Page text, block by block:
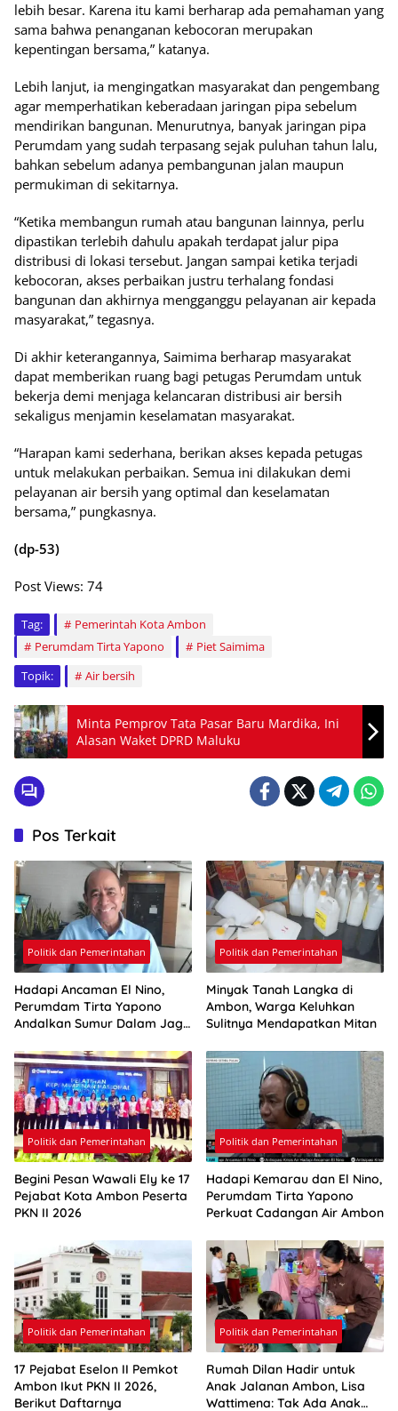
lebih besar. Karena itu kami berharap ada pemahaman yang
sama bahwa penanganan kebocoran merupakan
kepentingan bersama,” katanya.
Lebih lanjut, ia mengingatkan masyarakat dan pengembang
agar memperhatikan keberadaan jaringan pipa sebelum
mendirikan bangunan. Menurutnya, banyak jaringan pipa
Perumdam yang sudah terpasang sejak puluhan tahun lalu,
bahkan sebelum adanya pembangunan jalan maupun
permukiman di sekitarnya.
“Ketika membangun rumah atau bangunan lainnya, perlu
dipastikan terlebih dahulu apakah terdapat jalur pipa
distribusi di lokasi tersebut. Jangan sampai ketika terjadi
kebocoran, akses perbaikan justru terhalang fondasi
bangunan dan akhirnya mengganggu pelayanan air kepada
masyarakat,” tegasnya.
Di akhir keterangannya, Saimima berharap masyarakat
dapat memberikan ruang bagi petugas Perumdam untuk
bekerja demi menjaga kelancaran distribusi air bersih
sekaligus menjamin keselamatan masyarakat.
“Harapan kami sederhana, berikan akses kepada petugas
untuk melakukan perbaikan. Semua ini dilakukan demi
pelayanan air bersih yang optimal dan keselamatan
bersama,” pungkasnya.
(dp-53)
Post Views: 74
Tag:
Pemerintah Kota Ambon
Perumdam Tirta Yapono
Piet Saimima
Topik:
Air bersih
Minta Pemprov Tata Pasar Baru Mardika, Ini
Alasan Waket DPRD Maluku
Pos Terkait
Politik dan Pemerintahan
Hadapi Ancaman El Nino,
Perumdam Tirta Yapono
Andalkan Sumur Dalam Jaga
Politik dan Pemerintahan
Minyak Tanah Langka di
Ambon, Warga Keluhkan
Sulitnya Mendapatkan Mitan
Politik dan Pemerintahan
Begini Pesan Wawali Ely ke 17
Pejabat Kota Ambon Peserta
PKN II 2026
Politik dan Pemerintahan
Hadapi Kemarau dan El Nino,
Perumdam Tirta Yapono
Perkuat Cadangan Air Ambon
Politik dan Pemerintahan
17 Pejabat Eselon II Pemkot
Ambon Ikut PKN II 2026,
Berikut Daftarnya
Politik dan Pemerintahan
Rumah Dilan Hadir untuk
Anak Jalanan Ambon, Lisa
Wattimena: Tak Ada Anak